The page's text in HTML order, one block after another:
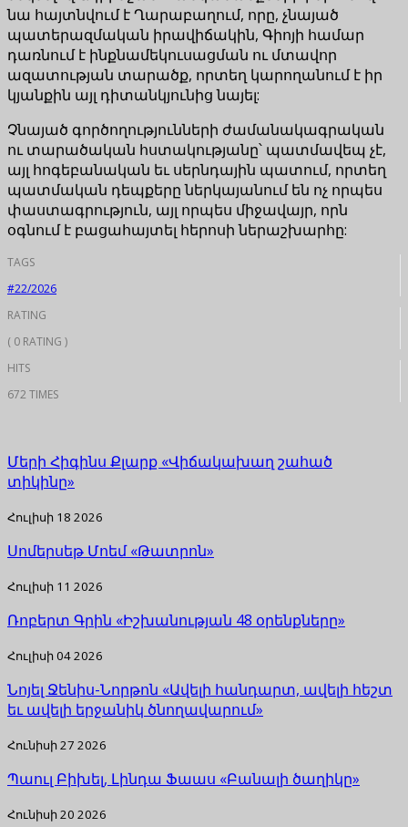
նա հայտնվում է Ղարաբաղում, որը, չնայած
պատերազմական իրավիճակին, Գիոյի համար
դառնում է ինքնամեկուսացման ու մտավոր
ազատության տարածք, որտեղ կարողանում է իր
կյանքին այլ դիտանկյունից նայել:
Չնայած գործողությունների ժամանակագրական
ու տարածական հստակությանը՝ պատմավեպ չէ,
այլ հոգեբանական եւ սերնդային պատում, որտեղ
պատմական դեպքերը ներկայանում են ոչ որպես
փաստագրություն, այլ որպես միջավայր, որն
օգնում է բացահայտել հերոսի ներաշխարհը:
TAGS
#22/2026
RATING
( 0 RATING )
HITS
672 TIMES
Մերի Հիգինս Քլարք «Վիճակախաղ շահած
տիկինը»
Հուլիսի 18 2026
Սոմերսեթ Մոեմ «Թատրոն»
Հուլիսի 11 2026
Ռոբերտ Գրին «Իշխանության 48 օրենքները»
Հուլիսի 04 2026
Նոյել Ջենիս-Նորթոն «Ավելի հանդարտ, ավելի հեշտ
եւ ավելի երջանիկ ծնողավարում»
Հունիսի 27 2026
Պաուլ Բիխել, Լինդա Ֆաաս «Բանալի ծաղիկը»
Հունիսի 20 2026